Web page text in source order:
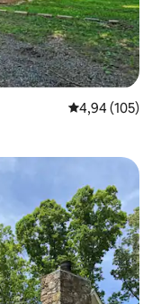
4,94 (105)